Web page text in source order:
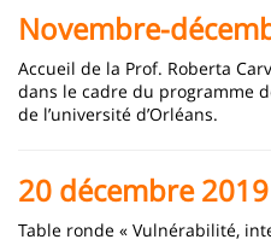
Novembre-
Accueil de la Prof. Roberta
dans le cadre du programme
de l’université d’Orléans.
20 décembre 2019
Table ronde « Vulnérabilité,